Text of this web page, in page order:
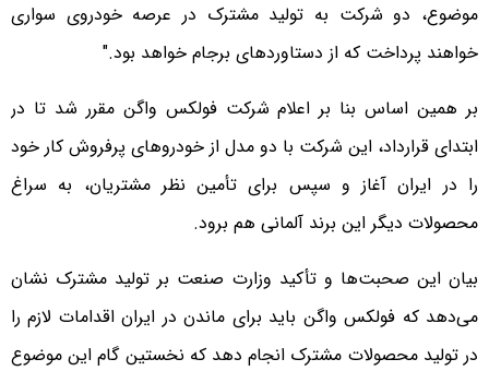
موضوع، دو شرکت به تولید مشترک در عرصه خودروی سواری
خواهند پرداخت که از دستاوردهای برجام خواهد بود."
بر همین اساس بنا بر اعلام شرکت فولکس واگن مقرر شد تا در
ابتدای قرارداد، این شرکت با دو مدل از خودروهای پرفروش کار خود
را در ایران آغاز و سپس برای تأمین نظر مشتریان، به سراغ
محصولات دیگر این برند آلمانی هم برود.
بیان این صحبت‌ها و تأکید وزارت صنعت بر تولید مشترک نشان
می‌دهد که فولکس واگن باید برای ماندن در ایران اقدامات لازم را
در تولید محصولات مشترک انجام دهد که نخستین گام این موضوع